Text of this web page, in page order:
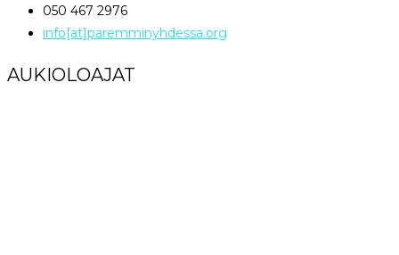
050 467 2976
info[at]paremminyhdessa.org
AUKIOLOAJAT